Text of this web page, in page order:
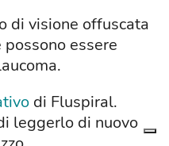
di visione offuscata
essere
di Fluspiral.
leggerlo di nuovo